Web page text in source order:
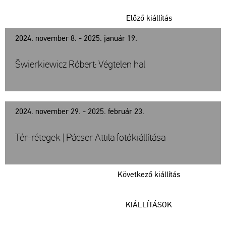
2024. november 8. - 2025. január 19.
Előző kiállítás
Šwierkiewicz Róbert: Végtelen hal
2024. november 29. - 2025. február 23.
Következő kiállítás
Tér-rétegek | Pácser Attila fotókiállítása
KIÁLLÍTÁSOK